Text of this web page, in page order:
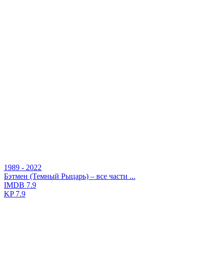
1989 - 2022
Бэтмен (Темный Рыцарь) – все части ...
IMDB 7.9
KP7.9